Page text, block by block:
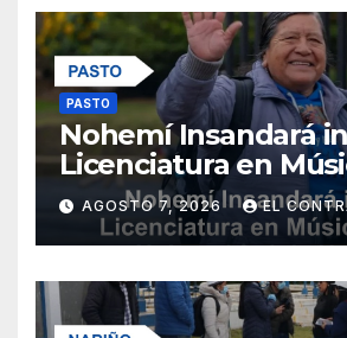
PASTO
Nohemí Insandará
Licenciatura en
Universidad de
AGOSTO 7, 2026 EL